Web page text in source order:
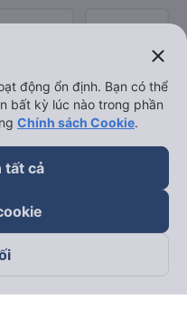
close
động ổn định. Bạn có thể
bất kỳ lúc nào trong phần
Chính sách Cookie.
tất cả